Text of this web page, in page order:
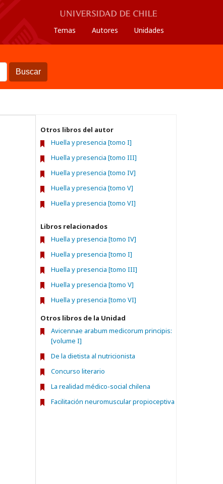
Temas Autores Unidades
Buscar
Otros libros del autor
Huella y presencia [tomo I]
Huella y presencia [tomo III]
Huella y presencia [tomo IV]
Huella y presencia [tomo V]
Huella y presencia [tomo VI]
Libros relacionados
Huella y presencia [tomo IV]
Huella y presencia [tomo I]
Huella y presencia [tomo III]
Huella y presencia [tomo V]
Huella y presencia [tomo VI]
Otros libros de la Unidad
Avicennae arabum medicorum principis:
[volume I]
De la dietista al nutricionista
Concurso literario
La realidad médico-social chilena
Facilitación neuromuscular propioceptiva